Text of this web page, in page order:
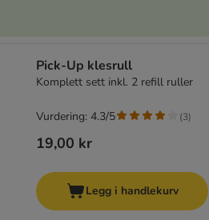
Pick-Up klesrull
Komplett sett inkl. 2 refill ruller
19,00 kr
Vurdering: 4.3/5 (3)
Legg i handlekurv